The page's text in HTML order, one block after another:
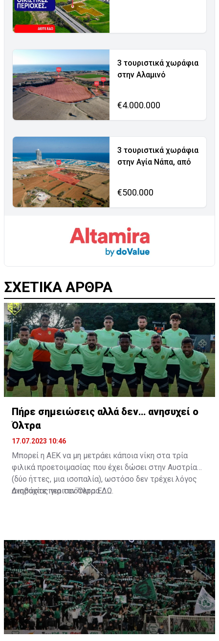
3 τουριστικά χωράφια
στην Αλαμινό
€4.000.000
3 τουριστικά χωράφια
στην Αγία Νάπα, από
€500.000
ΣΧΕΤΙΚΑ ΑΡΘΡΑ
Πήρε σημειώσεις αλλά δεν… ανησυχεί ο
Όλτρα
17.07.2023 10:46
Μπορεί η ΑΕΚ να μη μετράει κάποια νίκη στα τρία
φιλικά προετοιμασίας που έχει δώσει στην Αυστρία
(δύο ήττες, μια ισοπαλία), ωστόσο δεν τρέχει λόγος
ανησυχίας για τον Όλτρα.
Διαβάστε περισσότεραΕΔΩ